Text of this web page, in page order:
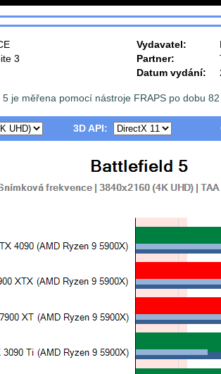
Vydavatel:
3 Partner:
Datum vydání:
je měřena pomocí nástroje FRAPS po dobu
3D API: